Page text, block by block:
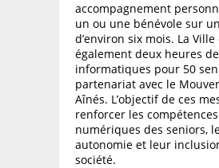
accompagnement
un ou une bénévole sur
d’environ six mois. La
également deux heures
informatiques pour 50
partenariat avec le
Aînés. L’objectif de ces
renforcer les compétences
numériques des seniors,
autonomie et leur
société.